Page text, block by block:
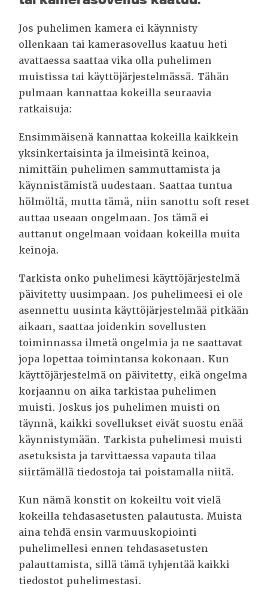
Jos puhelimen kamera ei käynnisty
ollenkaan tai kamerasovellus kaatuu heti
avattaessa saattaa vika olla puhelimen
muistissa tai käyttöjärjestelmässä. Tähän
pulmaan kannattaa kokeilla seuraavia
ratkaisuja:
Ensimmäisenä kannattaa kokeilla kaikkein
yksinkertaisinta ja ilmeisintä keinoa,
nimittäin puhelimen sammuttamista ja
käynnistämistä uudestaan. Saattaa tuntua
hölmöltä, mutta tämä, niin sanottu soft reset
auttaa useaan ongelmaan. Jos tämä ei
auttanut ongelmaan voidaan kokeilla muita
keinoja.
Tarkista onko puhelimesi käyttöjärjestelmä
päivitetty uusimpaan. Jos puhelimeesi ei ole
asennettu uusinta käyttöjärjestelmää pitkään
aikaan, saattaa joidenkin sovellusten
toiminnassa ilmetä ongelmia ja ne saattavat
jopa lopettaa toimintansa kokonaan. Kun
käyttöjärjestelmä on päivitetty, eikä ongelma
korjaannu on aika tarkistaa puhelimen
muisti. Joskus jos puhelimen muisti on
täynnä, kaikki sovellukset eivät suostu enää
käynnistymään. Tarkista puhelimesi muisti
asetuksista ja tarvittaessa vapauta tilaa
siirtämällä tiedostoja tai poistamalla niitä.
Kun nämä konstit on kokeiltu voit vielä
kokeilla tehdasasetusten palautusta. Muista
aina tehdä ensin varmuuskopiointi
puhelimellesi ennen tehdasasetusten
palauttamista, sillä tämä tyhjentää kaikki
tiedostot puhelimestasi.